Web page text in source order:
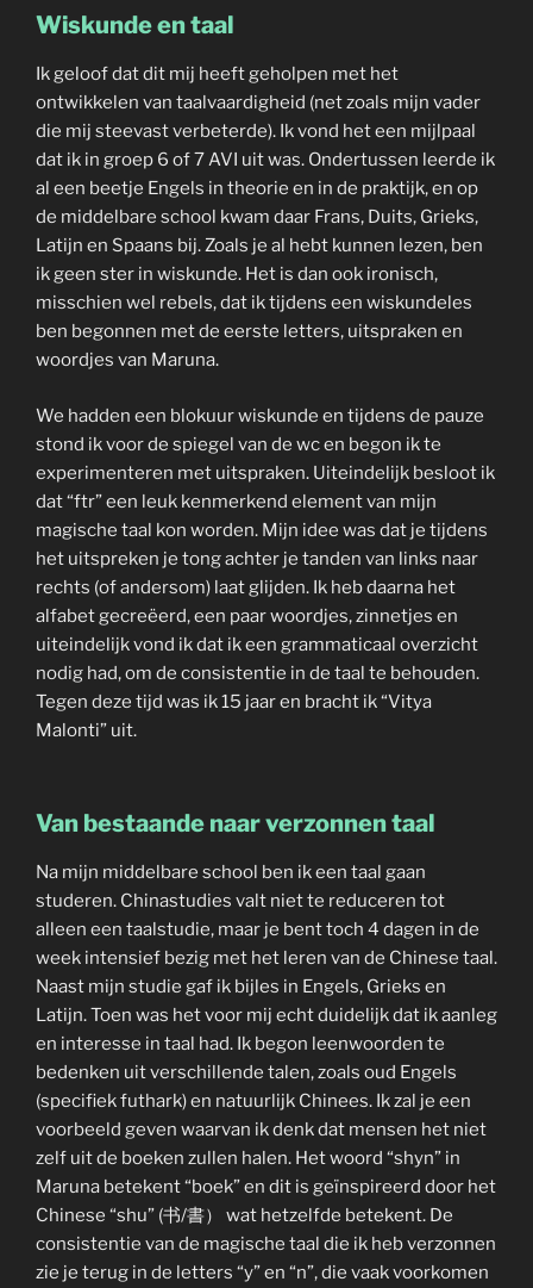
Wiskunde en taal
Ik geloof dat dit mij heeft geholpen met het
ontwikkelen van taalvaardigheid (net zoals mijn vader
die mij steevast verbeterde). Ik vond het een mijlpaal
dat ik in groep 6 of 7 AVI uit was. Ondertussen leerde ik
al een beetje Engels in theorie en in de praktijk, en op
de middelbare school kwam daar Frans, Duits, Grieks,
Latijn en Spaans bij. Zoals je al hebt kunnen lezen, ben
ik geen ster in wiskunde. Het is dan ook ironisch,
misschien wel rebels, dat ik tijdens een wiskundeles
ben begonnen met de eerste letters, uitspraken en
woordjes van Maruna.
We hadden een blokuur wiskunde en tijdens de pauze
stond ik voor de spiegel van de wc en begon ik te
experimenteren met uitspraken. Uiteindelijk besloot ik
dat “ftr” een leuk kenmerkend element van mijn
magische taal kon worden. Mijn idee was dat je tijdens
het uitspreken je tong achter je tanden van links naar
rechts (of andersom) laat glijden. Ik heb daarna het
alfabet gecreëerd, een paar woordjes, zinnetjes en
uiteindelijk vond ik dat ik een grammaticaal overzicht
nodig had, om de consistentie in de taal te behouden.
Tegen deze tijd was ik 15 jaar en bracht ik “Vitya
Malonti” uit.
Van bestaande naar verzonnen taal
Na mijn middelbare school ben ik een taal gaan
studeren. Chinastudies valt niet te reduceren tot
alleen een taalstudie, maar je bent toch 4 dagen in de
week intensief bezig met het leren van de Chinese taal.
Naast mijn studie gaf ik bijles in Engels, Grieks en
Latijn. Toen was het voor mij echt duidelijk dat ik aanleg
en interesse in taal had. Ik begon leenwoorden te
bedenken uit verschillende talen, zoals oud Engels
(specifiek futhark) en natuurlijk Chinees. Ik zal je een
voorbeeld geven waarvan ik denk dat mensen het niet
zelf uit de boeken zullen halen. Het woord “shyn” in
Maruna betekent “boek” en dit is geïnspireerd door het
Chinese “shu” (书/書） wat hetzelfde betekent. De
consistentie van de magische taal die ik heb verzonnen
zie je terug in de letters “y” en “n”, die vaak voorkomen